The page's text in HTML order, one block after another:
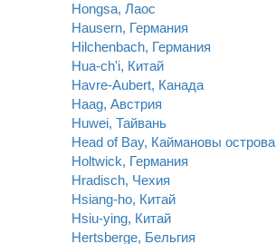
Hongsa, Лаос
Hausern, Германия
Hilchenbach, Германия
Hua-ch'i, Китай
Havre-Aubert, Канада
Haag, Австрия
Huwei, Тайвань
Head of Bay, Каймановы острова
Holtwick, Германия
Hradisch, Чехия
Hsiang-ho, Китай
Hsiu-ying, Китай
Hertsberge, Бельгия